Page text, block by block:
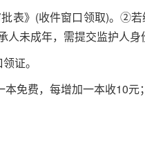
表》 (收件窗口领取)。②若
未成年，需提交监护人身
证。
免费，每增加一本收10元